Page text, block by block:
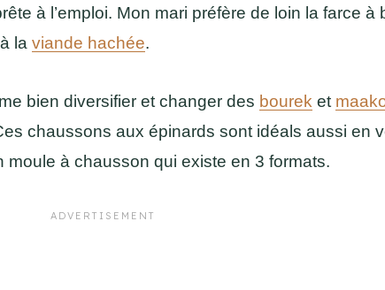
à l’emploi. Mon mari préfère de loin la farce à
la viande hachée.
bien diversifier et changer des bourek et
chaussons aux épinards sont idéals aussi en
moule à chausson qui existe en 3 formats.